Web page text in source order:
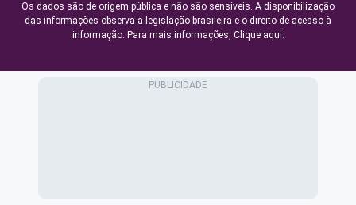
Os dados são de origem pública e não são sensíveis. A disponibilização
das informações observa a legislação brasileira e o direito de acesso à
informação. Para mais informações, Clique aqui.